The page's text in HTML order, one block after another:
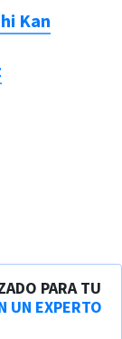
Kan
PARA TU
UN EXPERTO